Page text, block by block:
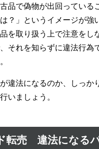
品で偽物が出回っている
は？」というイメージが強
を取り扱う上で注意をし
それを知らずに違法行為
違法になるのか、しっか
いましょう。
転売 違法になる